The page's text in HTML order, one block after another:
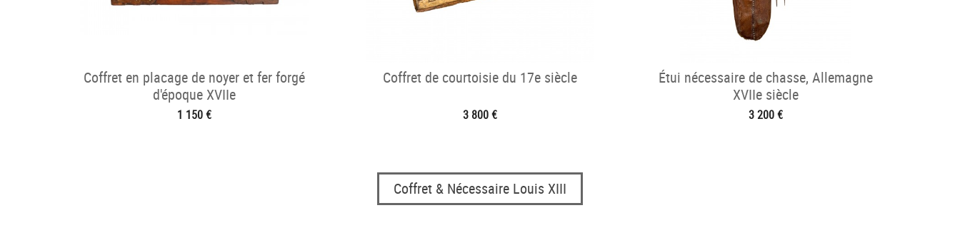
Coffret en placage de noyer et fer forgé
d'époque XVIIe
1 150 €
Coffret de courtoisie du 17e siècle
3 800 €
Étui nécessaire de chasse, Allemagne
XVIIe siècle
3 200 €
Coffret & Nécessaire Louis XIII